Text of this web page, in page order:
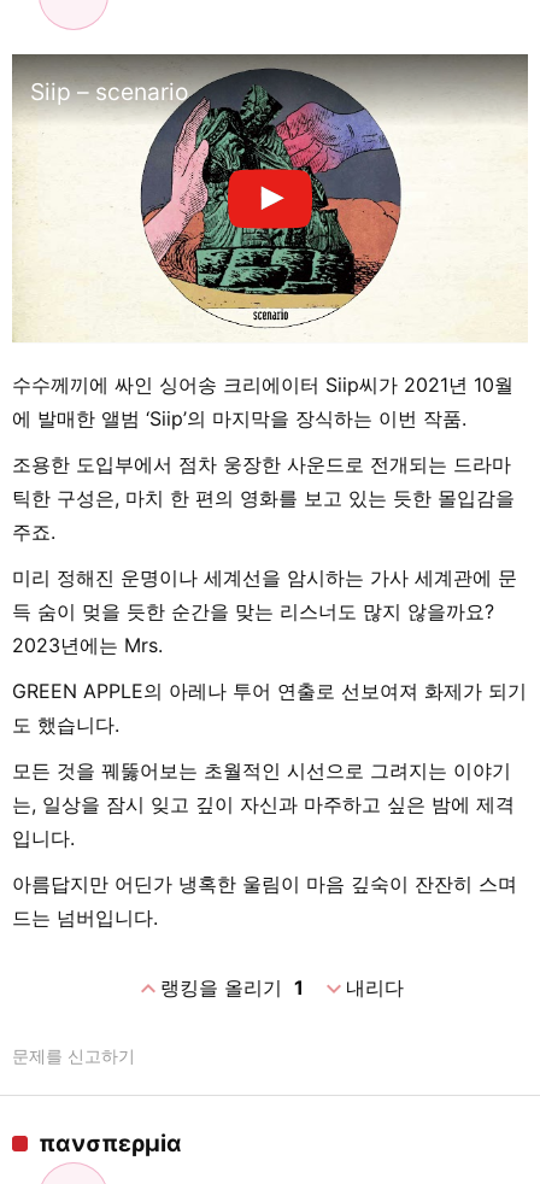
Siip – scenario
수수께끼에 싸인 싱어송 크리에이터 Siip씨가 2021년 10월
에 발매한 앨범 ‘Siip’의 마지막을 장식하는 이번 작품.
조용한 도입부에서 점차 웅장한 사운드로 전개되는 드라마
틱한 구성은, 마치 한 편의 영화를 보고 있는 듯한 몰입감을
주죠.
미리 정해진 운명이나 세계선을 암시하는 가사 세계관에 문
득 숨이 멎을 듯한 순간을 맞는 리스너도 많지 않을까요?
2023년에는 Mrs.
GREEN APPLE의 아레나 투어 연출로 선보여져 화제가 되기
도 했습니다.
모든 것을 꿰뚫어보는 초월적인 시선으로 그려지는 이야기
는, 일상을 잠시 잊고 깊이 자신과 마주하고 싶은 밤에 제격
입니다.
아름답지만 어딘가 냉혹한 울림이 마음 깊숙이 잔잔히 스며
드는 넘버입니다.
expand_less랭킹을 올리기 1 expand_more내리다
문제를 신고하기
πανσπερμiα